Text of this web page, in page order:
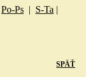
Po-Ps | S-Ta |
SPÄŤ